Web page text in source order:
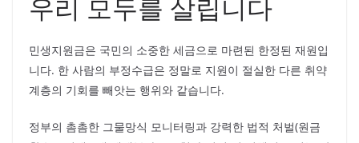
우리 모두를 살립니다
민생지원금은 국민의 소중한 세금으로 마련된 한정된 재원입
니다. 한 사람의 부정수급은 정말로 지원이 절실한 다른 취약
계층의 기회를 빼앗는 행위와 같습니다.
정부의 촘촘한 그물망식 모니터링과 강력한 법적 처벌(원금